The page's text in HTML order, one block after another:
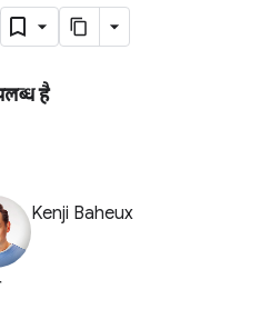
है
Kenji Baheux